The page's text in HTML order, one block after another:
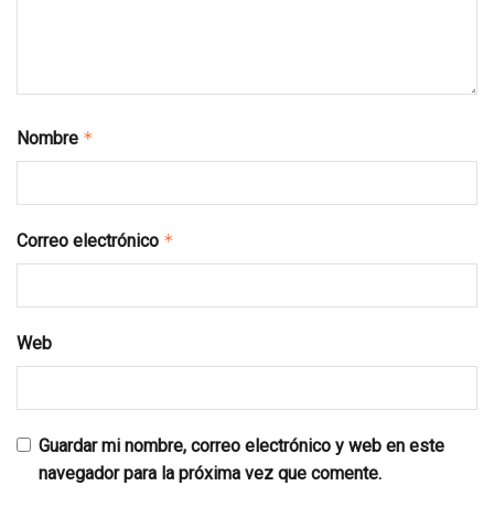
Nombre *
Correo electrónico *
Web
Guardar mi nombre, correo electrónico y web en este
navegador para la próxima vez que comente.